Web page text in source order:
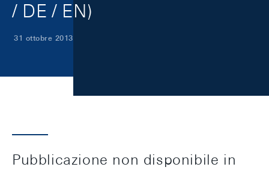
/ DE / EN)
31 ottobre 2013
Pubblicazione non disponibile in